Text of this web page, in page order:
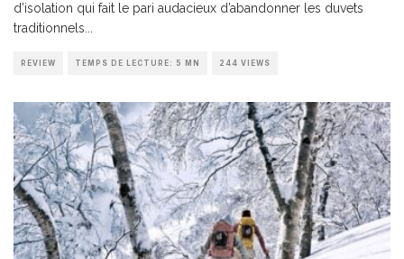
d’isolation qui fait le pari audacieux d’abandonner les duvets
traditionnels...
REVIEW TEMPS DE LECTURE: 5 MN 244 VIEWS